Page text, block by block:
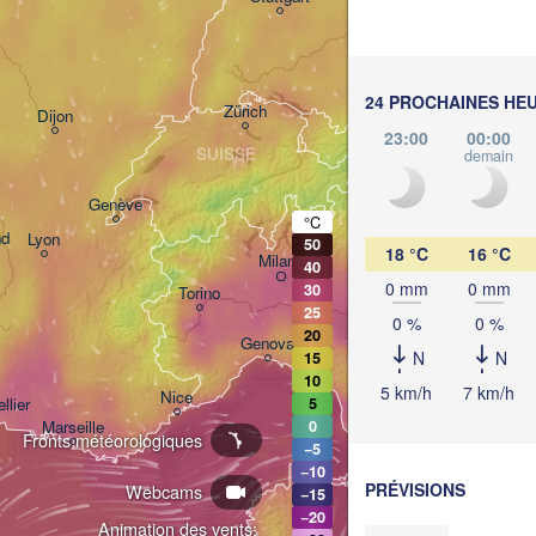
24 PROCHAINES
23:00
00:00
demain
18 °C
0 mm
0 %
N
5 km/h
16 °C
0 mm
0 %
N
7 km/h
PRÉVISIONS
Animation des vents:
Webcams
Fronts météorologiques
Milano
Lyon
Marseille
Torino
Genova
Genève
Verona
Dijon Zürich
Nice
SUISSE
Venezia
Bologna
°C
50
40
30
25
20
15
10
5
0
−5
−10
−15
−20